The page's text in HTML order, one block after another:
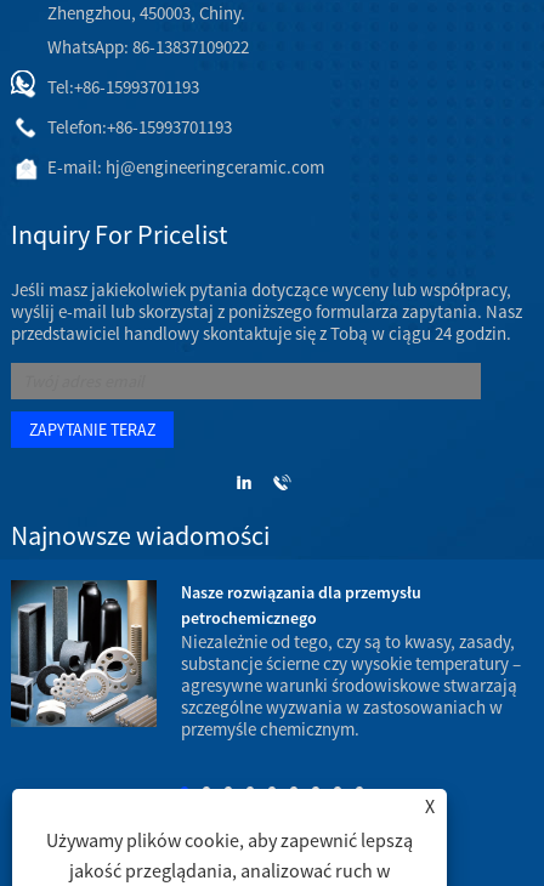
Zhengzhou, 450003, Chiny.
WhatsApp: 86-13837109022
Tel:+86-15993701193
Telefon:+86-15993701193
E-mail: hj@engineeringceramic.com
Inquiry For Pricelist
Jeśli masz jakiekolwiek pytania dotyczące wyceny lub współpracy,
wyślij e-mail lub skorzystaj z poniższego formularza zapytania. Nasz
przedstawiciel handlowy skontaktuje się z Tobą w ciągu 24 godzin.
Najnowsze wiadomości
Nasze rozwiązania dla przemysłu
petrochemicznego
Niezależnie od tego, czy są to kwasy, zasady,
substancje ścierne czy wysokie temperatury –
agresywne warunki środowiskowe stwarzają
szczególne wyzwania w zastosowaniach w
przemyśle chemicznym.
X
Używamy plików cookie, aby zapewnić lepszą
jakość przeglądania, analizować ruch w